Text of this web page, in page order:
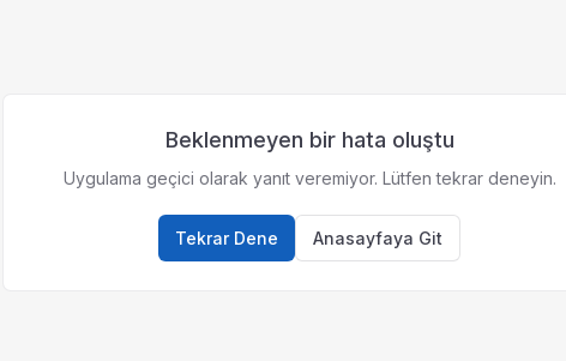
Beklenmeyen bir hata oluştu
Uygulama geçici olarak yanıt veremiyor. Lütfen tekrar deneyin.
Tekrar Dene Anasayfaya Git